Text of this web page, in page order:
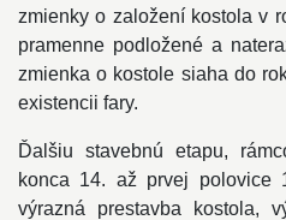
zmienky o založení kostola v
pramenne podložené a
zmienka o kostole siaha do
existencii fary.
Ďalšiu stavebnú etapu,
konca 14. až prvej polovice
výrazná prestavba kostola,